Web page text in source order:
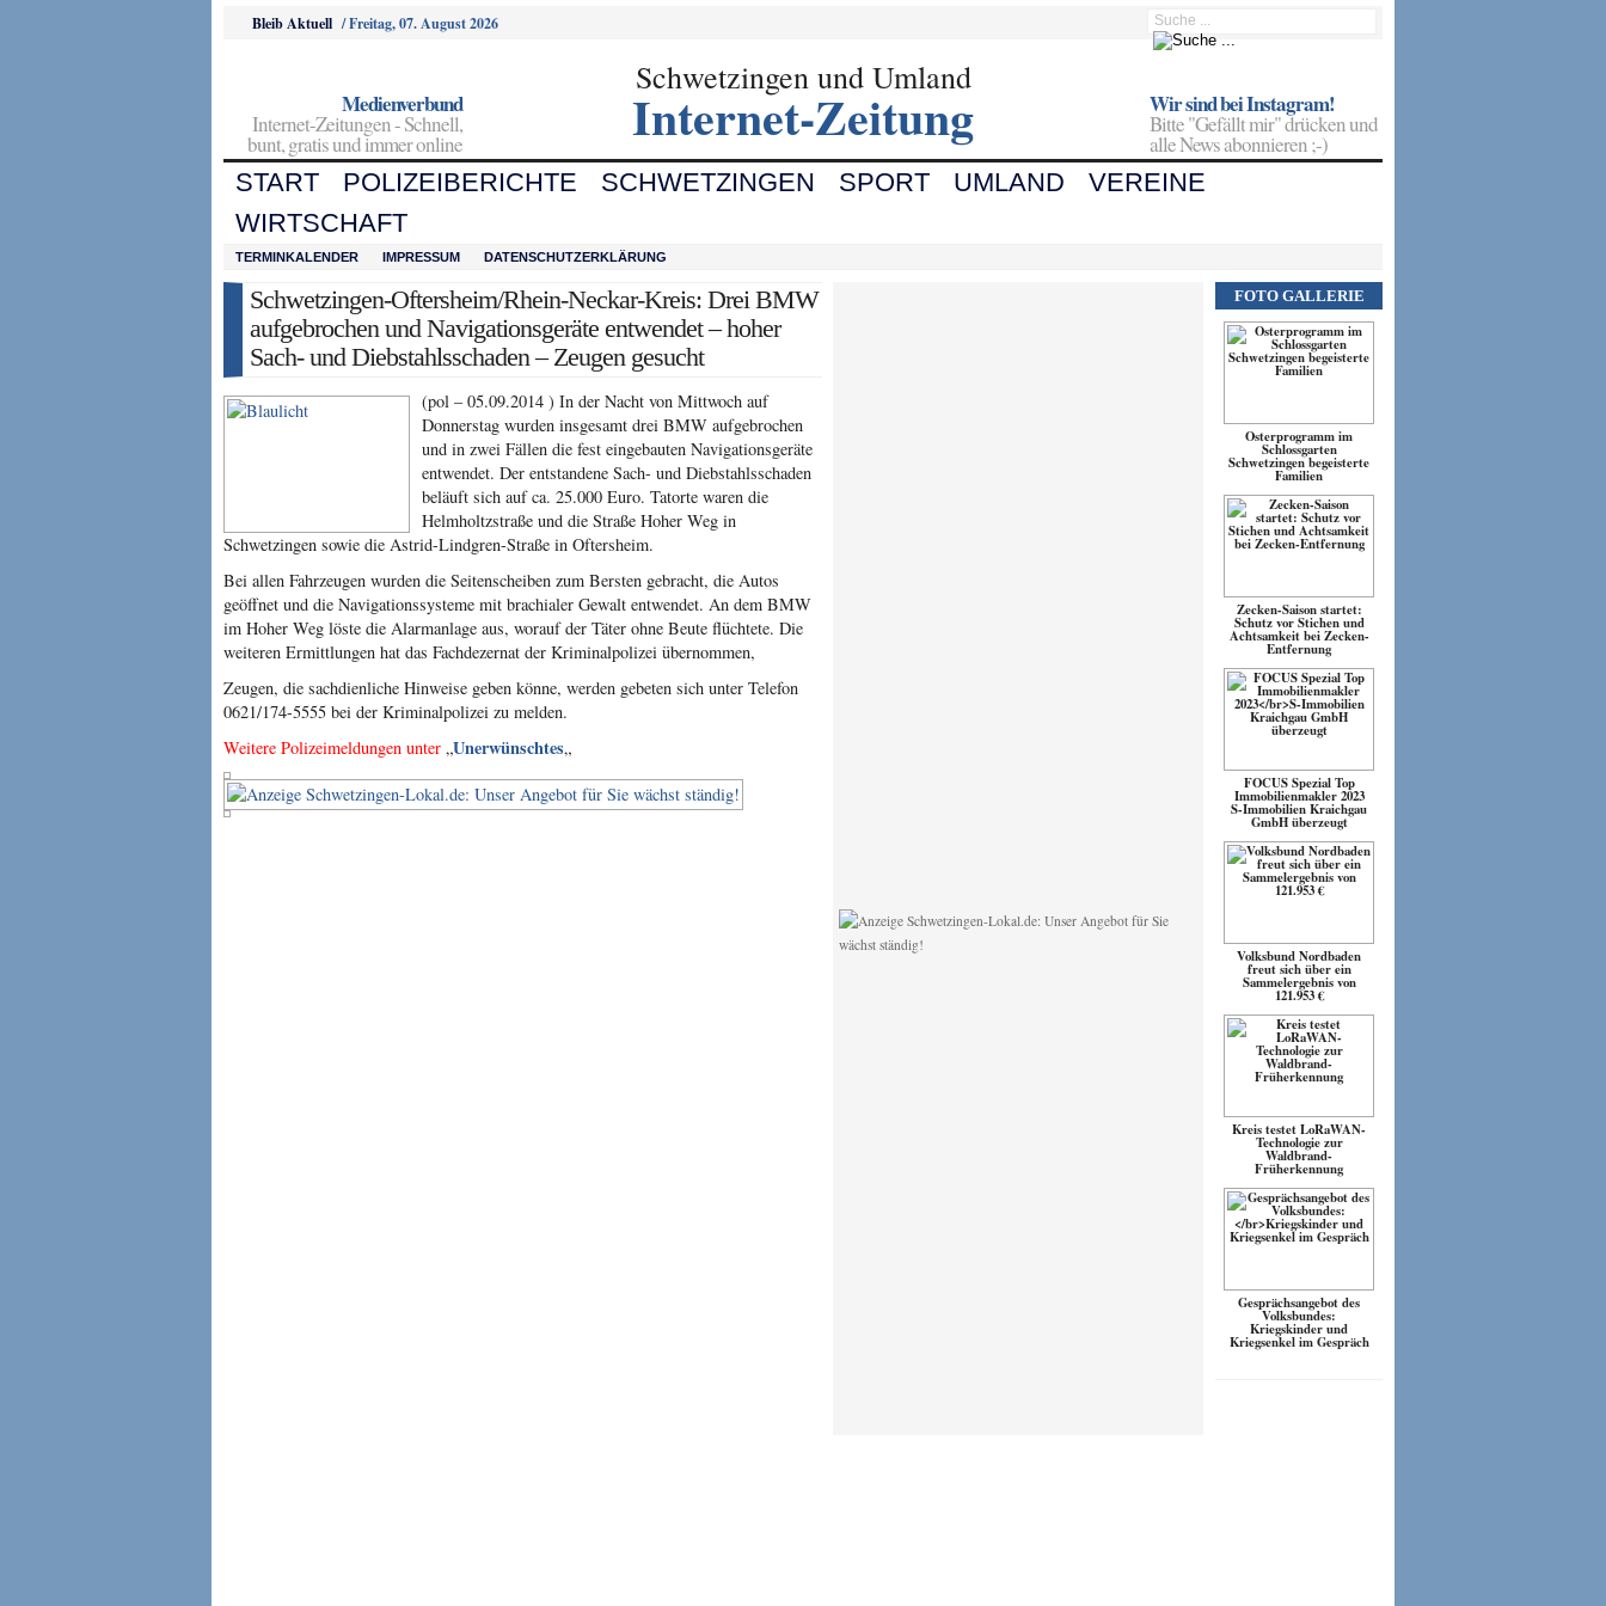
Bleib Aktuell /Freitag, 07. August 2026
Medienverbund
Internet-Zeitungen - Schnell,
bunt, gratis und immer online
Schwetzingen und Umland
Internet-Zeitung Wir sind bei Instagram!
Bitte "Gefällt mir" drücken und
alle News abonnieren ;-)
START POLIZEIBERICHTE SCHWETZINGEN SPORT UMLAND
VEREINE
WIRTSCHAFT
TERMINKALENDER IMPRESSUM DATENSCHUTZERKLÄRUNG
Schwetzingen-Oftersheim/Rhein-Neckar-Kreis: Drei BMW
aufgebrochen und Navigationsgeräte entwendet – hoher
Sach- und Diebstahlsschaden – Zeugen gesucht
(pol – 05.09.2014 ) In der Nacht von Mittwoch auf
Donnerstag wurden insgesamt drei BMW aufgebrochen
und in zwei Fällen die fest eingebauten Navigationsgeräte
entwendet. Der entstandene Sach- und Diebstahlsschaden
beläuft sich auf ca. 25.000 Euro. Tatorte waren die
Helmholtzstraße und die Straße Hoher Weg in
Schwetzingen sowie die Astrid-Lindgren-Straße in Oftersheim.
Bei allen Fahrzeugen wurden die Seitenscheiben zum Bersten gebracht, die Autos
geöffnet und die Navigationssysteme mit brachialer Gewalt entwendet. An dem BMW
im Hoher Weg löste die Alarmanlage aus, worauf der Täter ohne Beute flüchtete. Die
weiteren Ermittlungen hat das Fachdezernat der Kriminalpolizei übernommen,
Zeugen, die sachdienliche Hinweise geben könne, werden gebeten sich unter Telefon
0621/174-5555 bei der Kriminalpolizei zu melden.
Weitere Polizeimeldungen unter „Unerwünschtes„
FOTO GALLERIE
Osterprogramm im
Schlossgarten
Schwetzingen begeisterte
Familien
Zecken-Saison startet:
Schutz vor Stichen und
Achtsamkeit bei Zecken-
Entfernung
FOCUS Spezial Top
Immobilienmakler 2023
S-Immobilien Kraichgau
GmbH überzeugt
Volksbund Nordbaden
freut sich über ein
Sammelergebnis von
121.953 €
Kreis testet LoRaWAN-
Technologie zur
Waldbrand-
Früherkennung
Gesprächsangebot des
Volksbundes:
Kriegskinder und
Kriegsenkel im Gespräch